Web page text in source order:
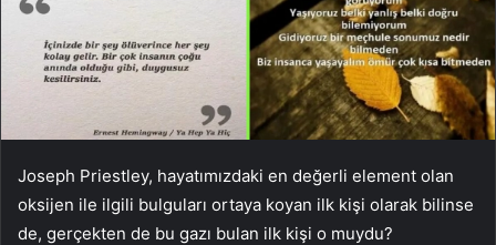
Joseph Priestley, hayatımızdaki en değerli element olan
oksijen ile ilgili bulguları ortaya koyan ilk kişi olarak bilinse
de, gerçekten de bu gazı bulan ilk kişi o muydu?